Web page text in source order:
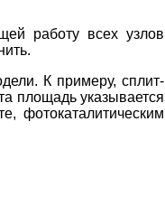
работу всех узлов
К примеру, сплит-
площадь указывается
фотокаталитическим